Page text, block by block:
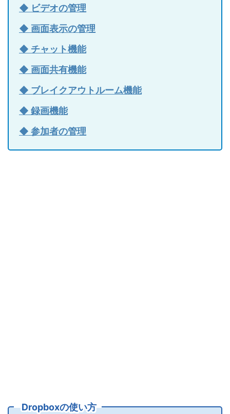
◆ ビデオの管理
◆ 画面表示の管理
◆ チャット機能
◆ 画面共有機能
◆ ブレイクアウトルーム機能
◆ 録画機能
◆ 参加者の管理
Dropboxの使い方